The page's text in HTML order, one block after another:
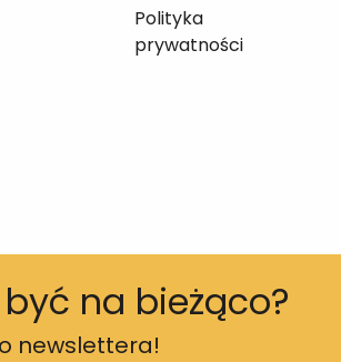
Polityka
prywatności
na bieżąco?
newslettera!